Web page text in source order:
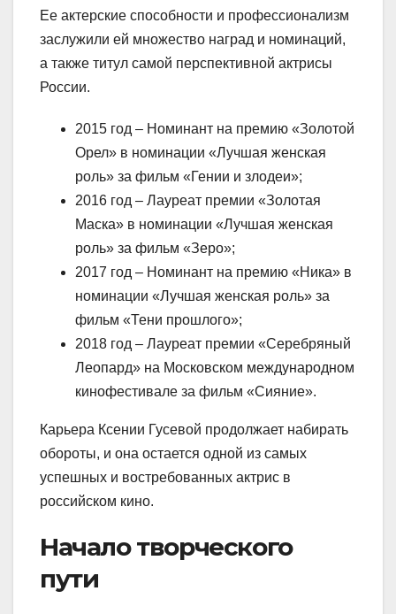
Ее актерские способности и профессионализм
заслужили ей множество наград и номинаций,
а также титул самой перспективной актрисы
России.
2015 год – Номинант на премию «Золотой
Орел» в номинации «Лучшая женская
роль» за фильм «Гении и злодеи»;
2016 год – Лауреат премии «Золотая
Маска» в номинации «Лучшая женская
роль» за фильм «Зеро»;
2017 год – Номинант на премию «Ника» в
номинации «Лучшая женская роль» за
фильм «Тени прошлого»;
2018 год – Лауреат премии «Серебряный
Леопард» на Московском международном
кинофестивале за фильм «Сияние».
Карьера Ксении Гусевой продолжает набирать
обороты, и она остается одной из самых
успешных и востребованных актрис в
российском кино.
Начало творческого
пути